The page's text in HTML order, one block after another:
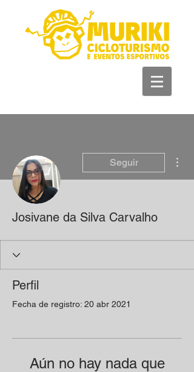
Seguir
Josivane da Silva Carvalho
Perfil
Fecha de registro: 20 abr 2021
Aún no hay nada que